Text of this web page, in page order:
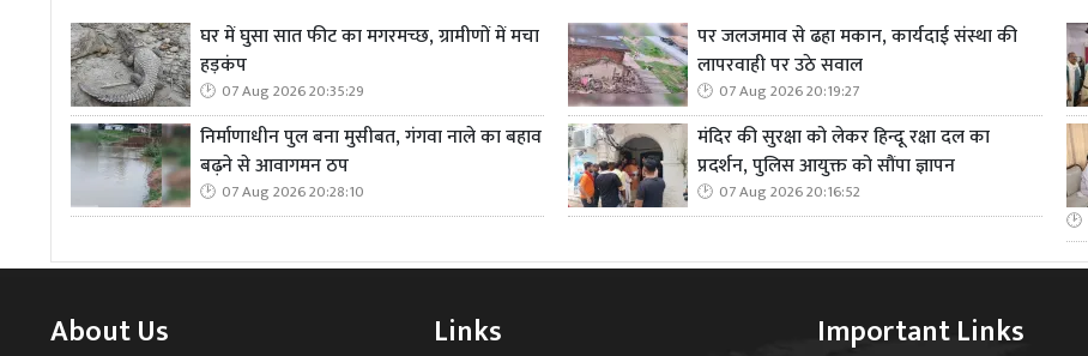
घर में घुसा सात फीट का मगरमच्छ, ग्रामीणों में मचा
हड़कंप
07 Aug 2026 20:35:29
निर्माणाधीन पुल बना मुसीबत, गंगवा नाले का बहाव
बढ़ने से आवागमन ठप
07 Aug 2026 20:28:10
पर जलजमाव से ढहा मकान, कार्यदाई संस्था की
लापरवाही पर उठे सवाल
07 Aug 2026 20:19:27
मंदिर की सुरक्षा को लेकर हिन्दू रक्षा दल का
प्रदर्शन, पुलिस आयुक्त को सौंपा ज्ञापन
07 Aug 2026 20:16:52
About Us Links Important Links